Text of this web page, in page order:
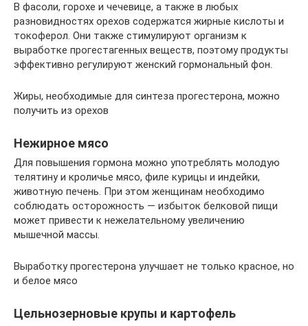
В фасоли, горохе и чечевице, а также в любых
разновидностях орехов содержатся жирные кислоты и
токоферол. Они также стимулируют организм к
выработке прогестагенных веществ, поэтому продукты
эффективно регулируют женский гормональный фон.
Жиры, необходимые для синтеза прогестерона, можно
получить из орехов
Нежирное мясо
Для повышения гормона можно употреблять молодую
телятину и кроличье мясо, филе курицы и индейки,
животную печень. При этом женщинам необходимо
соблюдать осторожность — избыток белковой пищи
может привести к нежелательному увеличению
мышечной массы.
Выработку прогестерона улучшает не только красное, но
и белое мясо
Цельнозерновые крупы и картофель